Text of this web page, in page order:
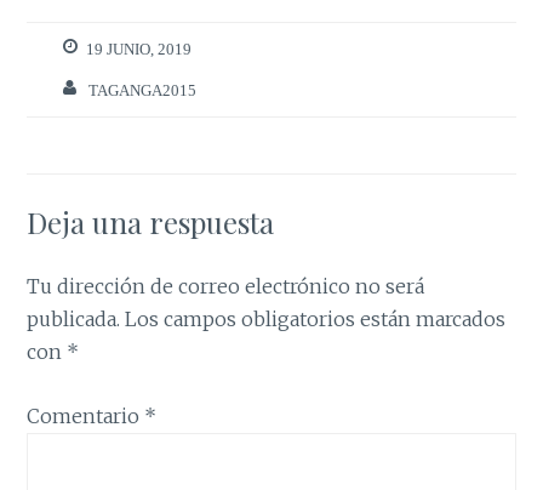
19 JUNIO, 2019
TAGANGA2015
Deja una respuesta
Tu dirección de correo electrónico no será
publicada. Los campos obligatorios están marcados
con *
Comentario *